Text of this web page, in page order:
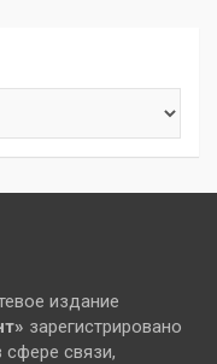
издание
зарегистрировано
связи,